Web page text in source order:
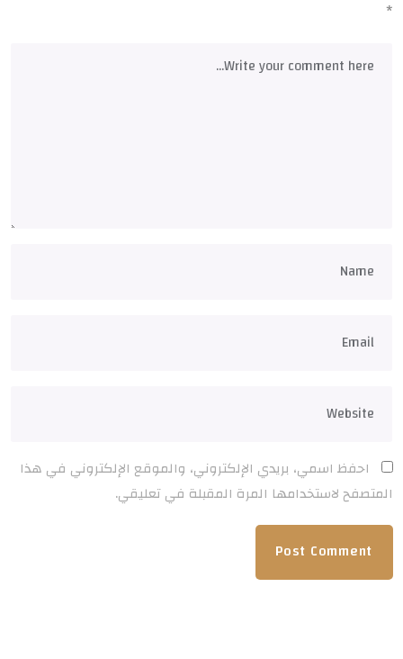
*
احفظ اسمي، بريدي الإلكتروني، والموقع الإلكتروني في هذا
المتصفح لاستخدامها المرة المقبلة في تعليقي.